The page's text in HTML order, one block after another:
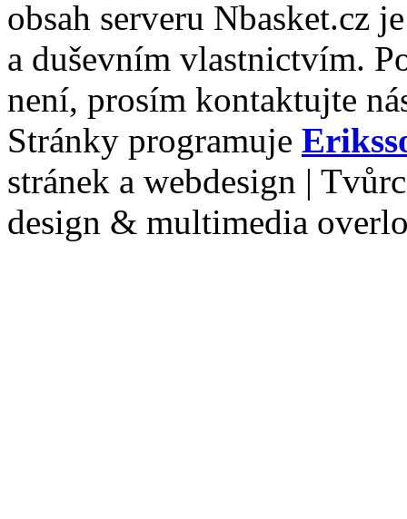
obsah serveru Nbasket.cz
a duševním vlastnictvím.
není, prosím kontaktujte
Stránky programuje
stránek a webdesign |
design & multimedia